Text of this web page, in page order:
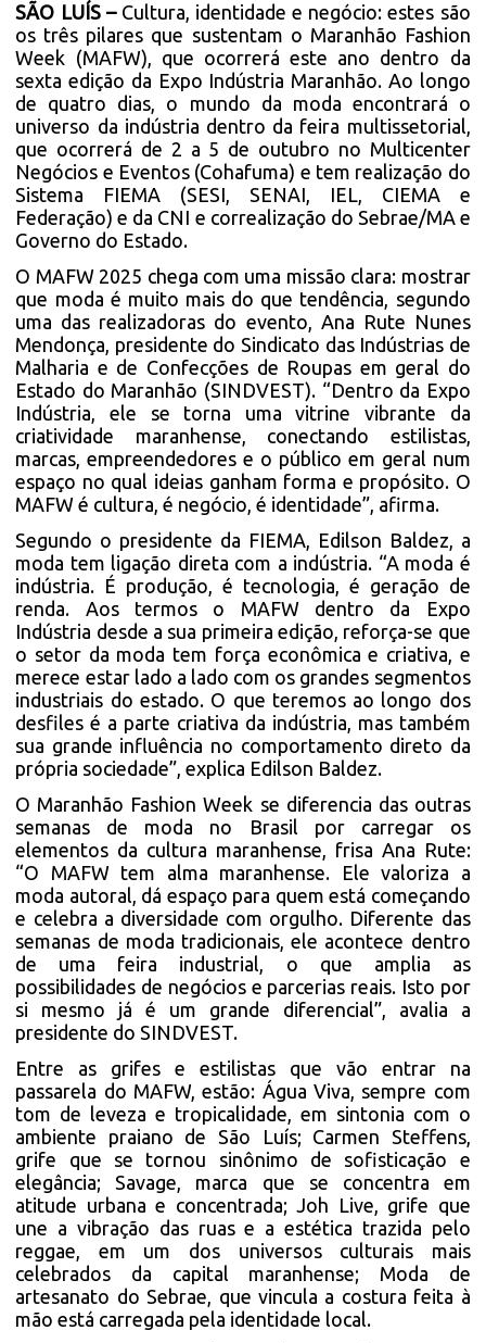
SÃO LUÍS –Cultura, identidade e negócio: estes são
os três pilares que sustentam o Maranhão Fashion
Week (MAFW), que ocorrerá este ano dentro da
sexta edição da Expo Indústria Maranhão. Ao longo
de quatro dias, o mundo da moda encontrará o
universo da indústria dentro da feira multissetorial,
que ocorrerá de 2 a 5 de outubro no Multicenter
Negócios e Eventos (Cohafuma) e tem realização do
Sistema FIEMA (SESI, SENAI, IEL, CIEMA e
Federação) e da CNI e correalização do Sebrae/MA e
Governo do Estado.
O MAFW 2025 chega com uma missão clara: mostrar
que moda é muito mais do que tendência, segundo
uma das realizadoras do evento, Ana Rute Nunes
Mendonça, presidente do Sindicato das Indústrias de
Malharia e de Confecções de Roupas em geral do
Estado do Maranhão (SINDVEST). “Dentro da Expo
Indústria, ele se torna uma vitrine vibrante da
criatividade maranhense, conectando estilistas,
marcas, empreendedores e o público em geral num
espaço no qual ideias ganham forma e propósito. O
MAFW é cultura, é negócio, é identidade”, afirma.
Segundo o presidente da FIEMA, Edilson Baldez, a
moda tem ligação direta com a indústria. “A moda é
indústria. É produção, é tecnologia, é geração de
renda. Aos termos o MAFW dentro da Expo
Indústria desde a sua primeira edição, reforça-se que
o setor da moda tem força econômica e criativa, e
merece estar lado a lado com os grandes segmentos
industriais do estado. O que teremos ao longo dos
desfiles é a parte criativa da indústria, mas também
sua grande influência no comportamento direto da
própria sociedade”, explica Edilson Baldez.
O Maranhão Fashion Week se diferencia das outras
semanas de moda no Brasil por carregar os
elementos da cultura maranhense, frisa Ana Rute:
“O MAFW tem alma maranhense. Ele valoriza a
moda autoral, dá espaço para quem está começando
e celebra a diversidade com orgulho. Diferente das
semanas de moda tradicionais, ele acontece dentro
de uma feira industrial, o que amplia as
possibilidades de negócios e parcerias reais. Isto por
si mesmo já é um grande diferencial”, avalia a
presidente do SINDVEST.
Entre as grifes e estilistas que vão entrar na
passarela do MAFW, estão: Água Viva, sempre com
tom de leveza e tropicalidade, em sintonia com o
ambiente praiano de São Luís; Carmen Steffens,
grife que se tornou sinônimo de sofisticação e
elegância; Savage, marca que se concentra em
atitude urbana e concentrada; Joh Live, grife que
une a vibração das ruas e a estética trazida pelo
reggae, em um dos universos culturais mais
celebrados da capital maranhense; Moda de
artesanato do Sebrae, que vincula a costura feita à
mão está carregada pela identidade local.